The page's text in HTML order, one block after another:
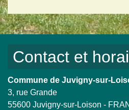
Contact et
Commune de Juvigny-sur-
3, rue Grande
55600 Juvigny-sur-Loison -